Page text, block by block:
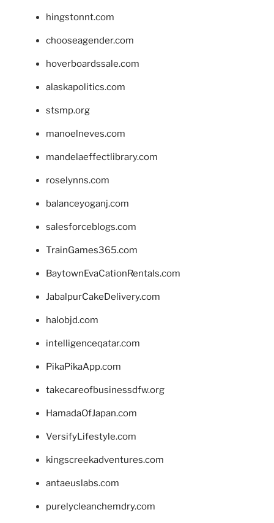
hingstonnt.com
chooseagender.com
hoverboardssale.com
alaskapolitics.com
stsmp.org
manoelneves.com
mandelaeffectlibrary.com
roselynns.com
balanceyoganj.com
salesforceblogs.com
TrainGames365.com
BaytownEvaCationRentals.com
JabalpurCakeDelivery.com
halobjd.com
intelligenceqatar.com
PikaPikaApp.com
takecareofbusinessdfw.org
HamadaOfJapan.com
VersifyLifestyle.com
kingscreekadventures.com
antaeuslabs.com
purelycleanchemdry.com